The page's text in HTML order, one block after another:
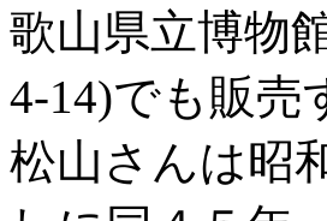
歌山県立博物
4-14)でも販売
松山さんは昭